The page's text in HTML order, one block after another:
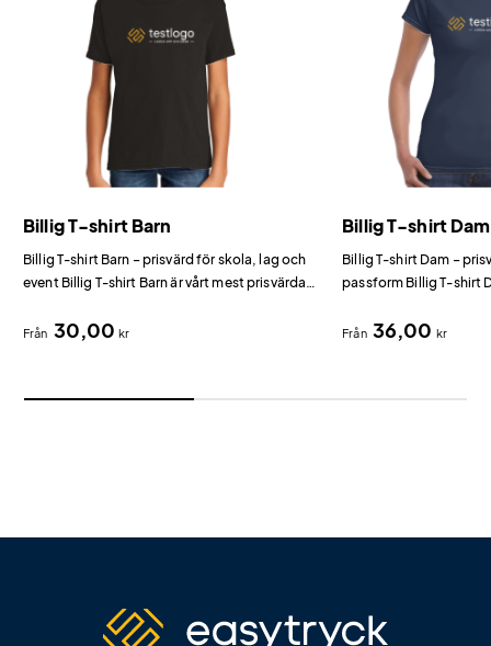
Billig T-shirt Barn
Billig T-shirt Barn – prisvärd för skola, lag och
event Billig T-shirt Barn är vårt mest prisvärda
Från 30,00kr
Billig T-shirt Dam
Billig T-shirt Dam –
passform Billig T-shirt
tryck.
Från 36,00 kr